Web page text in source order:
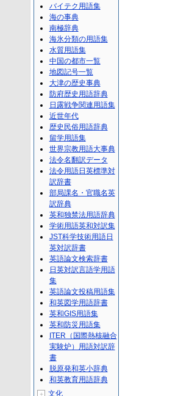
バイテク用語集
海の事典
南極辞典
海氷分類の用語集
水質用語集
中国の都市一覧
地図記号一覧
大津の歴史事典
防府歴史用語辞典
日露戦争関連用語集
近世年代
歴史民俗用語辞典
留学用語集
世界宗教用語大事典
法令名翻訳データ
法令用語日英標準対
訳辞書
部局課名・官職名英
訳辞典
英和独禁法用語辞典
学術用語英和対訳集
JST科学技術用語日
英対訳辞書
英語論文検索辞書
日英対訳言語学用語
集
英語論文投稿用語集
和英図学用語辞書
英和GIS用語集
英和防災用語集
ITER（国際熱核融合
実験炉）用語対訳辞
書
脱原発和英小辞典
和英教育用語辞典
＋ 文化